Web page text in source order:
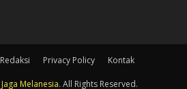
Redaksi Privacy Policy Kontak
Jaga Melanesia. All Rights Reserved.